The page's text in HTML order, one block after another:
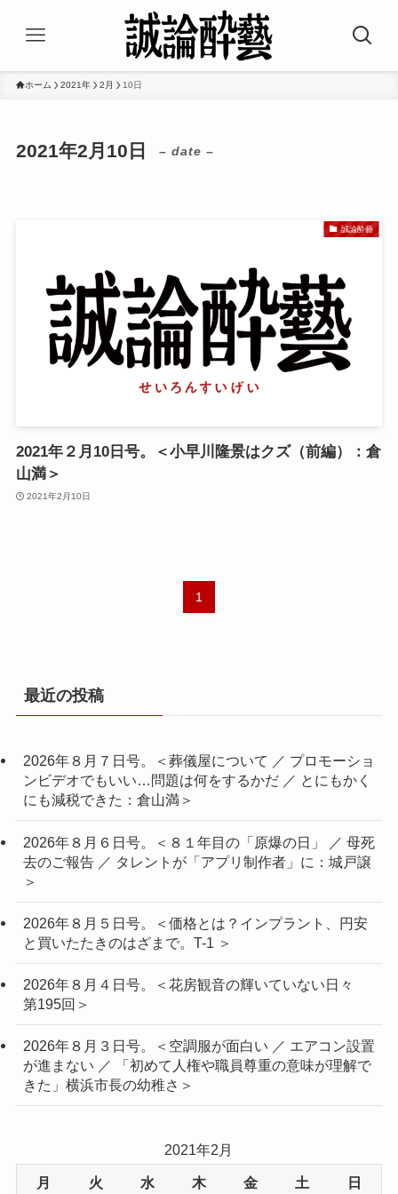
ホーム 2021年 2月 10日
2021年2月10日 – date –
誠論酔藝
2021年２月10日号。＜小早川隆景はクズ（前編）：倉
山満＞
2021年2月10日
1
最近の投稿
2026年８月７日号。＜葬儀屋について ／ プロモーショ
ンビデオでもいい…問題は何をするかだ ／ とにもかく
にも減税できた：倉山満＞
2026年８月６日号。＜８１年目の「原爆の日」 ／ 母死
去のご報告 ／ タレントが「アプリ制作者」に：城戸譲
＞
2026年８月５日号。＜価格とは？インプラント、円安
と買いたたきのはざまで。T-1 ＞
2026年８月４日号。＜花房観音の輝いていない日々
第195回＞
2026年８月３日号。＜空調服が面白い ／ エアコン設置
が進まない ／ 「初めて人権や職員尊重の意味が理解で
きた」横浜市長の幼稚さ＞
2021年2月
月 火 水 木 金 土 日